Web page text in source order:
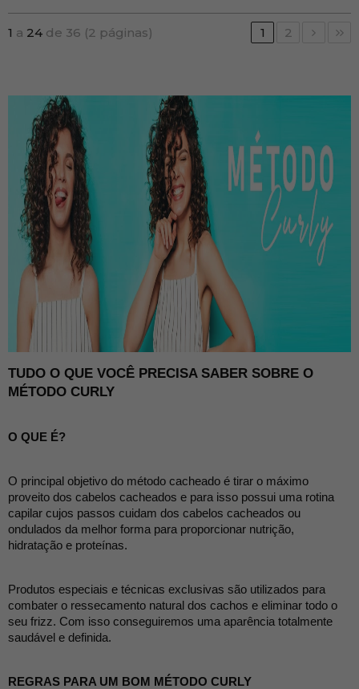
1 a 24 de 36 (2 páginas) 1 2
TUDO O QUE VOCÊ PRECISA SABER SOBRE O
MÉTODO CURLY
O QUE É?
O principal objetivo do método cacheado é tirar o máximo
proveito dos cabelos cacheados e para isso possui uma rotina
capilar cujos passos cuidam dos cabelos cacheados ou
ondulados da melhor forma para proporcionar nutrição,
hidratação e proteínas.
Produtos especiais e técnicas exclusivas são utilizados para
combater o ressecamento natural dos cachos e eliminar todo o
seu frizz. Com isso conseguiremos uma aparência totalmente
saudável e definida.
REGRAS PARA UM BOM MÉTODO CURLY